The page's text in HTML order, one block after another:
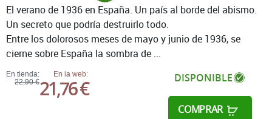
En tienda:
22,90 €
En la web:
21,76 € DISPONIBLE
COMPRAR
El verano de 1936 en España. Un país al borde del abismo.
Un secreto que podría destruirlo todo.
Entre los dolorosos meses de mayo y junio de 1936, se
cierne sobre España la sombra de ...